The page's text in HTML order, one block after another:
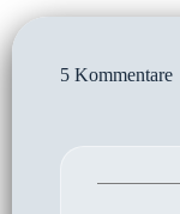
5 Kommentare